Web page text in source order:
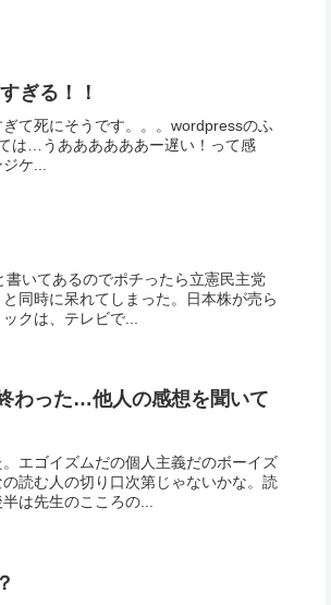
ぎる！！
て死にそうです。。。wordpressのふ
は…うああああああー遅い！って感
ケ...
いてあるのでポチったら立憲民主党
同時に呆れてしまった。日本株が売ら
クは、テレビで...
わった…他人の感想を聞いて
エゴイズムだの個人主義だのボーイズ
読む人の切り口次第じゃないかな。読
は先生のこころの...